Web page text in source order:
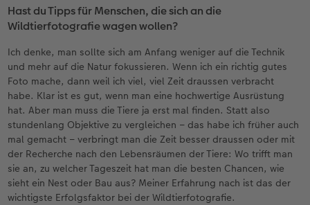
Hast du Tipps für Menschen, die sich an die
Wildtierfotografie wagen wollen?
Ich denke, man sollte sich am Anfang weniger auf die Technik
und mehr auf die Natur fokussieren. Wenn ich ein richtig gutes
Foto mache, dann weil ich viel, viel Zeit draussen verbracht
habe. Klar ist es gut, wenn man eine hochwertige Ausrüstung
hat. Aber man muss die Tiere ja erst mal finden. Statt also
stundenlang Objektive zu vergleichen – das habe ich früher auch
mal gemacht – verbringt man die Zeit besser draussen oder mit
der Recherche nach den Lebensräumen der Tiere: Wo trifft man
sie an, zu welcher Tageszeit hat man die besten Chancen, wie
sieht ein Nest oder Bau aus? Meiner Erfahrung nach ist das der
wichtigste Erfolgsfaktor bei der Wildtierfotografie.